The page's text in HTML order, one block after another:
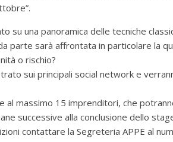
su una panoramica delle tecniche
parte sarà affrontata in particolare la
o rischio?
sui principali social network e
al massimo 15 imprenditori, che
successive alla conclusione dello
contattare la Segreteria APPE al